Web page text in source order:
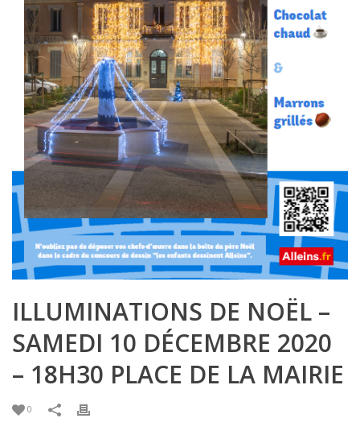
ILLUMINATIONS DE NOËL –
SAMEDI 10 DÉCEMBRE 2020
– 18H30 PLACE DE LA MAIRIE
0